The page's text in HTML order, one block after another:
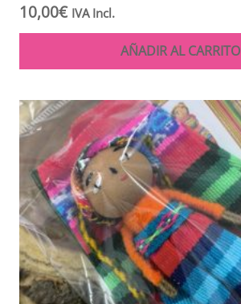
10,00€ IVA Incl.
AÑADIR AL CARRITO